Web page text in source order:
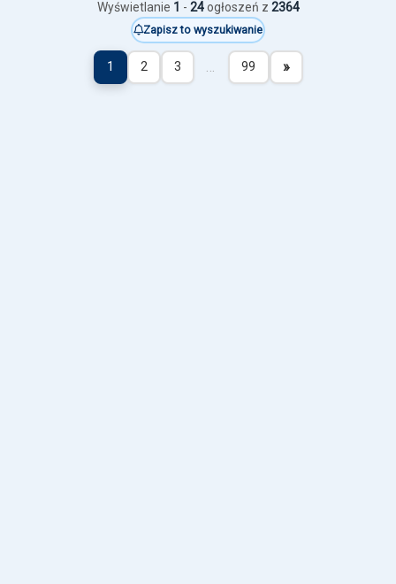
Wyświetlanie 1 - 24ogłoszeń z 2364
Zapisz to wyszukiwanie
1 2 3 99 »